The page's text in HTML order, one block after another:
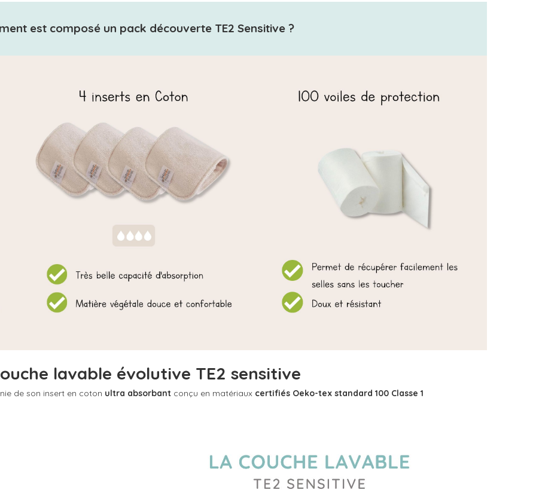
est composé un pack découverte TE2 Sensitive ?
lavable évolutive TE2 sensitive
de son insert en coton ultra absorbant conçu en matériauxcertifiés Oeko-tex standard 100 Classe 1